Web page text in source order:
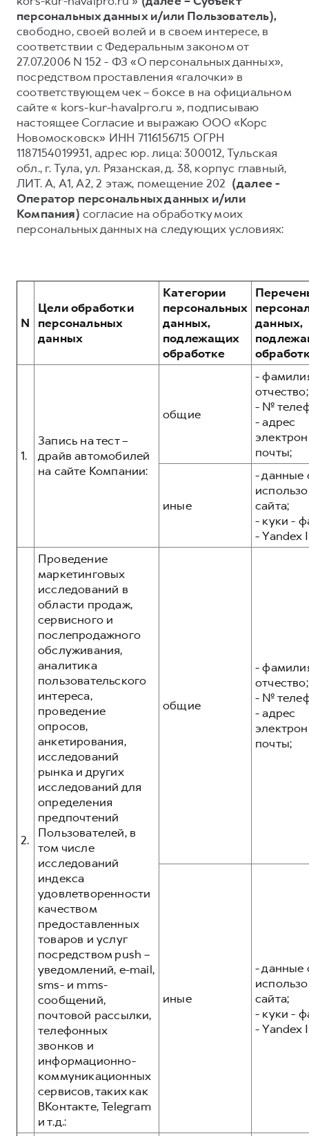
H7
от 3 799 000 ₽
H9
от 4 799 000 ₽
Тест-драйв
Трейд-ин
КРЕДИТ И СТРАХОВАНИЕ
Кредитный калькулятор
Страхование
Кредит
КОРПОРАТИВНЫМ КЛИЕНТАМ
Для малого бизнеса
Система управления автопарком
Сервис для корпоративных клиентов
HAVAL Лизинг
Коллекция Базовая
Коллекция Детская
СЕРВИСНОЕ ОБСЛУЖИВАНИЕ
Нулевое ТО
Программа «Помощь на дороге»
Регламенты технического обслуживания
Электронный ПТС
ПОДДЕРЖКА
GWM Безопасность
Гарантия HAVAL
Мобильное приложение GWM
АКСЕССУАРЫ HAVAL
Автомобильные аксессуары
О дилере
Наша команда
Контакты
персональных данных и/или Пользователь),
свободно, своей волей и в своем интересе, в
соответствии с Федеральным законом от
27.07.2006 N 152 - ФЗ «О персональных данных»,
посредством проставления «галочки» в
соответствующем чек – боксе в на официальном
сайте « kors-kur-havalpro.ru », подписываю
настоящее Согласие и выражаю ООО «Корс
Новомосковск» ИНН 7116156715 ОГРН
1187154019931, адрес юр. лица: 300012, Тульская
обл., г. Тула, ул. Рязанская, д. 38, корпус главный,
ЛИТ. А, А1, А2, 2 этаж, помещение 202 (далее -
Оператор персональных данных и/или
Компания) согласие на обработку моих
персональных данных на следующих условиях:
N
Цели обработки
персональных
данных
Категории
персональных
данных,
подлежащих
обработке
данных,
1.
Запись на тест –
драйв автомобилей
на сайте Компании:
общие
-
отчество;
- №
- адрес
почты;
иные
- данные
сайта;
- куки -
- Yandex
2.
Проведение
маркетинговых
исследований в
области продаж,
сервисного и
послепродажного
обслуживания,
аналитика
пользовательского
интереса,
проведение
опросов,
анкетирования,
исследований
рынка и других
исследований для
определения
предпочтений
Пользователей, в
том числе
исследований
индекса
удовлетворенности
качеством
предоставленных
товаров и услуг
посредством push –
уведомлений, e-mail,
sms- и mms-
сообщений,
почтовой рассылки,
телефонных
звонков и
информационно-
коммуникационных
сервисов, таких как
ВКонтакте, Telegram
и т.д.:
общие
-
отчество;
- №
- адрес
почты;
иные
- данные
сайта;
- куки -
- Yandex